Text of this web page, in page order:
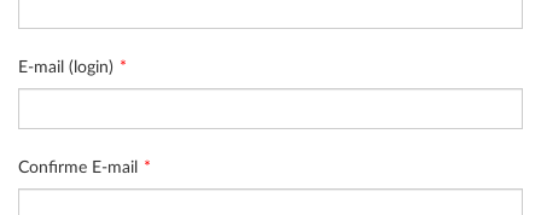
E-mail (login)
Confirme E-mail